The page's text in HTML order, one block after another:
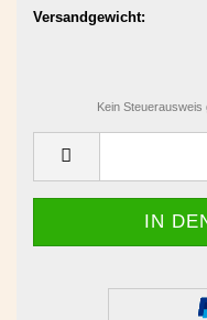
Versandgewicht:
Kein Steuerausweis